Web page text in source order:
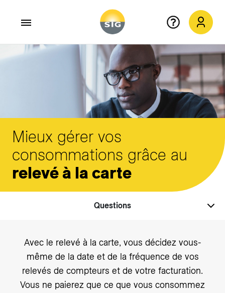
Aller au contenu principal
Mieux gérer vos
consommations grâce au
relevé à la carte
Questions
Avec le relevé à la carte, vous décidez vous-
même de la date et de la fréquence de vos
relevés de compteurs et de votre facturation.
Vous ne paierez que ce que vous consommez